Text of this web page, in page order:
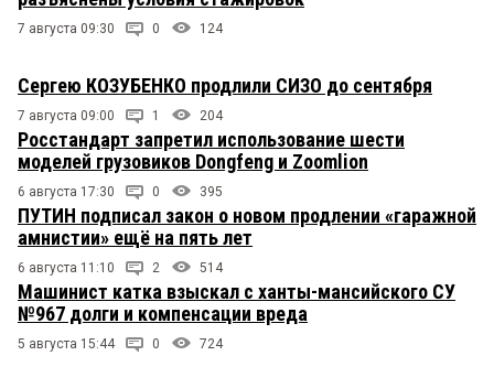
7 августа 09:30 0 124
Сергею КОЗУБЕНКО продлили СИЗО до сентября
7 августа 09:00 1 204
Росстандарт запретил использование шести
моделей грузовиков Dongfeng и Zoomlion
6 августа 17:30 0 395
ПУТИН подписал закон о новом продлении «гаражной
амнистии» ещё на пять лет
6 августа 11:10 2 514
Машинист катка взыскал с ханты-мансийского СУ
№967 долги и компенсации вреда
5 августа 15:44 0 724